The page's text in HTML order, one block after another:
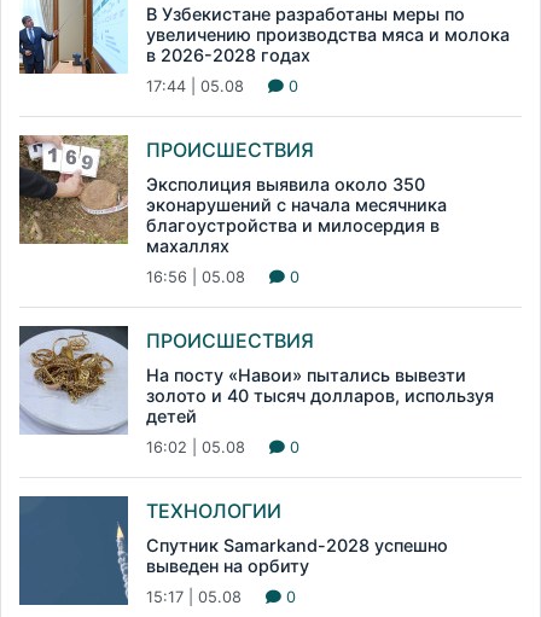
В Узбекистане разработаны меры по
увеличению производства мяса и молока
в 2026-2028 годах
17:44 | 05.08 0
ПРОИСШЕСТВИЯ
Эксполиция выявила около 350
эконарушений с начала месячника
благоустройства и милосердия в
махаллях
16:56 | 05.08 0
ПРОИСШЕСТВИЯ
На посту «Навои» пытались вывезти
золото и 40 тысяч долларов, используя
детей
16:02 | 05.08 0
ТЕХНОЛОГИИ
Спутник Samarkand-2028 успешно
выведен на орбиту
15:17 | 05.08 0